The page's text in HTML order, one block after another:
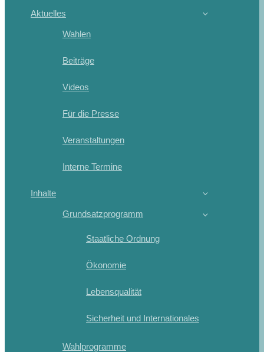
Aktuelles
Wahlen
Beiträge
Videos
Für die Presse
Veranstaltungen
Interne Termine
Inhalte
Grundsatzprogramm
Staatliche Ordnung
Ökonomie
Lebensqualität
Sicherheit und Internationales
Wahlprogramme